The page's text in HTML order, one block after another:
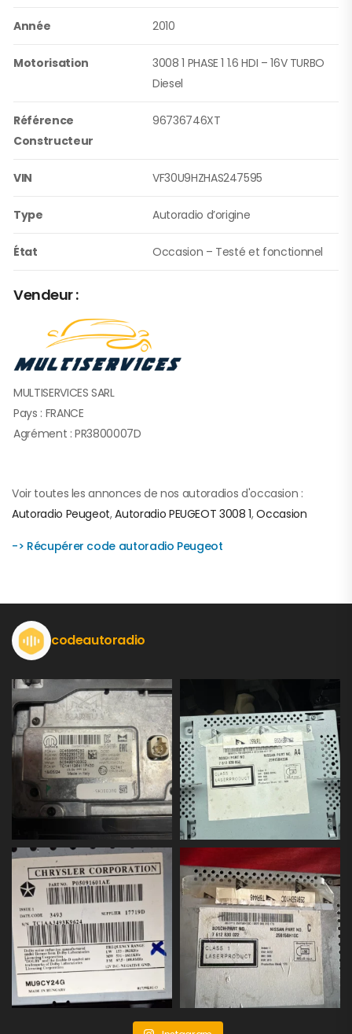
Année 2010
Motorisation
3008 1 PHASE 1 1.6 HDI – 16V TURBO
Diesel
Référence
Constructeur
96736746XT
VIN VF30U9HZHAS247595
Type Autoradio d’origine
État Occasion – Testé et fonctionnel
Vendeur :
MULTISERVICES SARL
Pays : FRANCE
Agrément : PR3800007D
Voir toutes les annonces de nos autoradios d'occasion :
Autoradio Peugeot,Autoradio PEUGEOT 3008 1,Occasion
-> Récupérer code autoradio Peugeot
codeautoradio